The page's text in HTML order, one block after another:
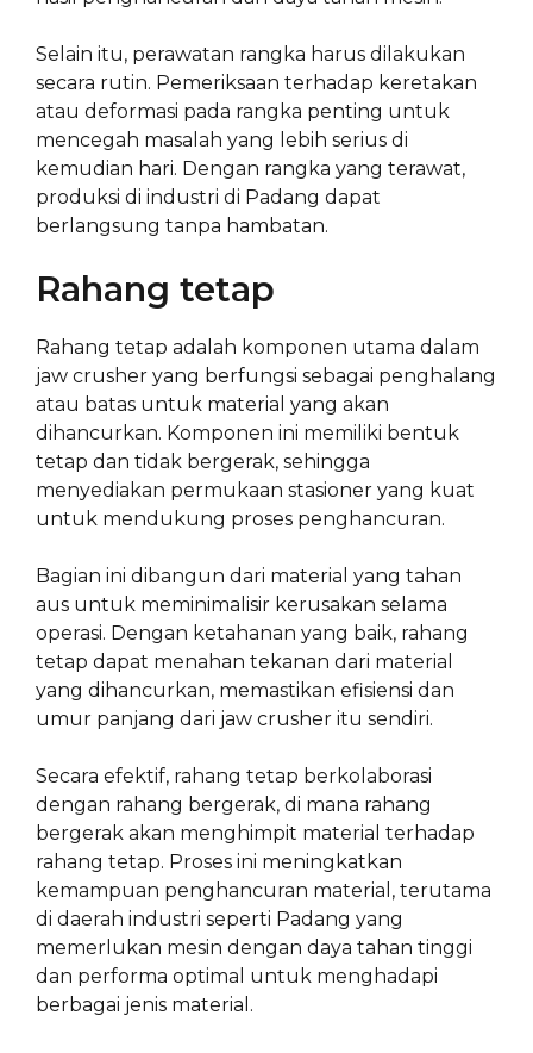
Selain itu, perawatan rangka harus dilakukan
secara rutin. Pemeriksaan terhadap keretakan
atau deformasi pada rangka penting untuk
mencegah masalah yang lebih serius di
kemudian hari. Dengan rangka yang terawat,
produksi di industri di Padang dapat
berlangsung tanpa hambatan.
Rahang tetap
Rahang tetap adalah komponen utama dalam
jaw crusher yang berfungsi sebagai penghalang
atau batas untuk material yang akan
dihancurkan. Komponen ini memiliki bentuk
tetap dan tidak bergerak, sehingga
menyediakan permukaan stasioner yang kuat
untuk mendukung proses penghancuran.
Bagian ini dibangun dari material yang tahan
aus untuk meminimalisir kerusakan selama
operasi. Dengan ketahanan yang baik, rahang
tetap dapat menahan tekanan dari material
yang dihancurkan, memastikan efisiensi dan
umur panjang dari jaw crusher itu sendiri.
Secara efektif, rahang tetap berkolaborasi
dengan rahang bergerak, di mana rahang
bergerak akan menghimpit material terhadap
rahang tetap. Proses ini meningkatkan
kemampuan penghancuran material, terutama
di daerah industri seperti Padang yang
memerlukan mesin dengan daya tahan tinggi
dan performa optimal untuk menghadapi
berbagai jenis material.